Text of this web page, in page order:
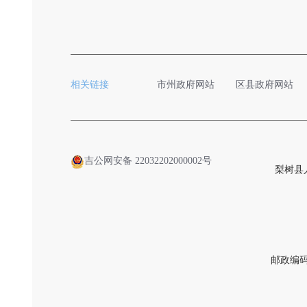
相关链接 市州政府网站 区县政府网站
吉公网安备 22032202000002号
梨树县
邮政编